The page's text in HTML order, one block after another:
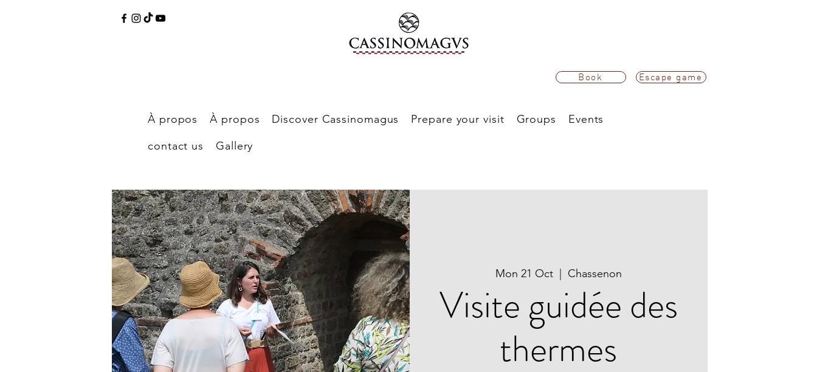
Book Escape game
À propos À propos Discover Cassinomagus Prepare your visit Groups
Events
contact us
Gallery
Mon 21 Oct
  |
Chassenon
Visite guidée des
thermes